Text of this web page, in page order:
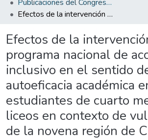
Publicaciones del Congreso Internacional CLABES
Efectos de la intervención del programa nacional de acceso inclusivo en el sentido de autoeficacia académica en estudiantes de cuarto medio de liceos en contexto de vulnerabilidad de la novena región de Chile
Efectos de la
programa nacional de
inclusivo en el sentido
autoeficacia académica
estudiantes de cuarto
liceos en contexto de
de la novena región de